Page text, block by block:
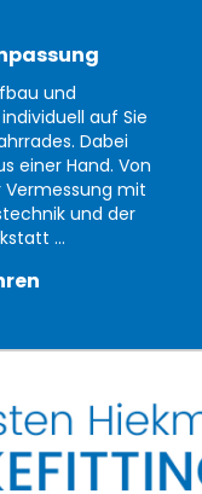
und
auf Sie
Dabei
einer Hand. Von
Vermessung mit
und der
...